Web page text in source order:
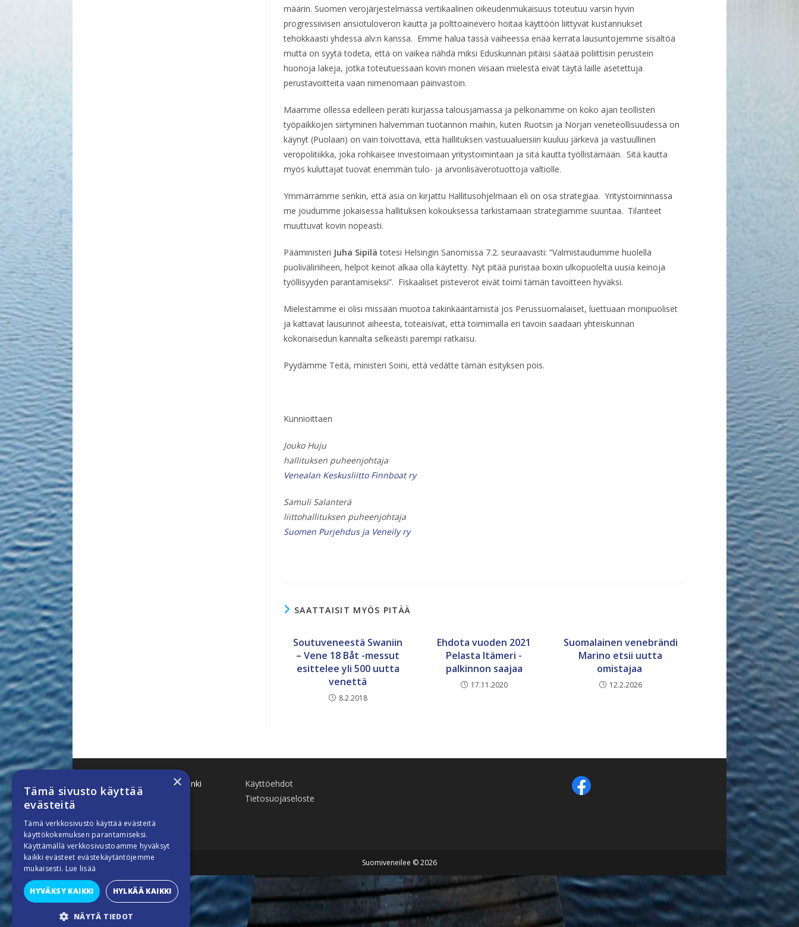
määrin. Suomen verojärjestelmässä vertikaalinen oikeudenmukaisuus toteutuu varsin hyvin
progressiivisen ansiotuloveron kautta ja polttoainevero hoitaa käyttöön liittyvät kustannukset
tehokkaasti yhdessä alv:n kanssa. Emme halua tässä vaiheessa enää kerrata lausuntojemme sisältöä
mutta on syytä todeta, että on vaikea nähdä miksi Eduskunnan pitäisi säätää poliittisin perustein
huonoja lakeja, jotka toteutuessaan kovin monen viisaan mielestä eivät täytä laille asetettuja
perustavoitteita vaan nimenomaan päinvastoin.
Maamme ollessa edelleen peräti kurjassa talousjamassa ja pelkonamme on koko ajan teollisten
työpaikkojen siirtyminen halvemman tuotannon maihin, kuten Ruotsin ja Norjan veneteollisuudessa on
käynyt (Puolaan) on vain toivottava, että hallituksen vastuualueisiin kuuluu järkevä ja vastuullinen
veropolitiikka, joka rohkaisee investoimaan yritystoimintaan ja sitä kautta työllistämään. Sitä kautta
myös kuluttajat tuovat enemmän tulo- ja arvonlisäverotuottoja valtiolle.
Ymmärrämme senkin, että asia on kirjattu Hallitusohjelmaan eli on osa strategiaa. Yritystoiminnassa
me joudumme jokaisessa hallituksen kokouksessa tarkistamaan strategiamme suuntaa. Tilanteet
muuttuvat kovin nopeasti.
Pääministeri Juha Sipilä totesi Helsingin Sanomissa 7.2. seuraavasti: ”Valmistaudumme huolella
puoliväliriiheen, helpot keinot alkaa olla käytetty. Nyt pitää puristaa boxin ulkopuolelta uusia keinoja
työllisyyden parantamiseksi”. Fiskaaliset pisteverot eivät toimi tämän tavoitteen hyväksi.
Mielestämme ei olisi missään muotoa takinkääntämistä jos Perussuomalaiset, luettuaan monipuoliset
ja kattavat lausunnot aiheesta, toteaisivat, että toimimalla eri tavoin saadaan yhteiskunnan
kokonaisedun kannalta selkeästi parempi ratkaisu.
Pyydämme Teitä, ministeri Soini, että vedätte tämän esityksen pois.
Kunnioittaen
Jouko Huju
hallituksen puheenjohtaja
Venealan Keskusliitto Finnboat ry
Samuli Salanterä
liittohallituksen puheenjohtaja
Suomen Purjehdus ja Veneily ry
SAATTAISIT MYÖS PITÄÄ
Soutuveneestä Swaniin
– Vene 18 Båt -messut
esittelee yli 500 uutta
venettä
8.2.2018
Ehdota vuoden 2021
Pelasta Itämeri -
palkinnon saajaa
17.11.2020
Suomalainen venebrändi
Marino etsii uutta
omistajaa
12.2.2026
Käenkuja 8 A 47 00500 Helsinki
www.finnboat.fi
Käyttöehdot
Tietosuojaseloste
Suomiveneilee © 2026
×
Tämä sivusto käyttää
evästeitä
Tämä verkkosivusto käyttää evästeitä
käyttökokemuksen parantamiseksi.
Käyttämällä verkkosivustoamme hyväksyt
kaikki evästeet evästekäytäntöjemme
mukaisesti. Lue lisää
HYVÄKSY KAIKKI HYLKÄÄ KAIKKI
NÄYTÄ TIEDOT